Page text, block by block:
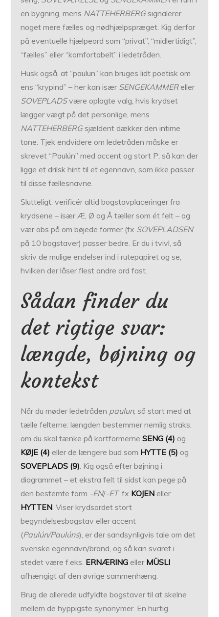
en bygning, mens NATTEHERBERGsignalerer
noget mere fælles og nødhjælpspræget. Kig derfor
på eventuelle hjælpeord som “privat”, “midlertidigt”,
“fælles” eller “komfortabelt” i ledetråden.
Husk også, at “paulun” kan bruges lidt poetisk om
ens “krypind” – her kan især SENGEKAMMEReller
SOVEPLADSvære oplagte valg, hvis krydset
lægger vægt på det personlige, mens
NATTEHERBERGsjældent dækker den intime
tone. Tjek endvidere om ledetråden måske er
skrevet “Paulún” med accent og stort P; så kan der
ligge et drilsk hint til et egennavn, som ikke passer
til disse fællesnavne.
Slutteligt: verificér altid bogstavplaceringer fra
krydsene – især Æ, Ø og Å tæller som ét felt – og
vær obs på om bøjede former (fx SOVEPLADSEN
på 10 bogstaver) passer bedre. Er du i tvivl, så
skriv de mulige endelser ind i rutepapiret og se,
hvilken der låser flest andre ord fast.
Sådan finder du
det rigtige svar:
længde, bøjning og
kontekst
Når du møder ledetråden paulun, så start med at
tælle felterne: længden bestemmer nemlig straks,
om du skal tænke på kortformerneSENG (4) og
KØJE (4) eller de længere bud som HYTTE (5) og
SOVEPLADS (9) . Kig også efter bøjning i
diagrammet – et ekstra felt til sidst kan pege på
den bestemte form -EN/-ET, fx KOJEN eller
HYTTEN . Viser krydsordet stort
begyndelsesbogstav eller accent
(Paulún/Paulúns), er der sandsynligvis tale om det
svenske egennavn/brand, og så kan svaret i
stedet være f.eks. ERNÆRING eller MÜSLI
afhængigt af den øvrige sammenhæng.
Brug de allerede udfyldte bogstaver til at skelne
mellem de hyppigste synonymer. En hurtig